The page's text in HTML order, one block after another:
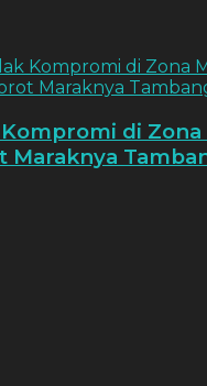
Kompromi di Zona
Maraknya
di Zona
Maraknya